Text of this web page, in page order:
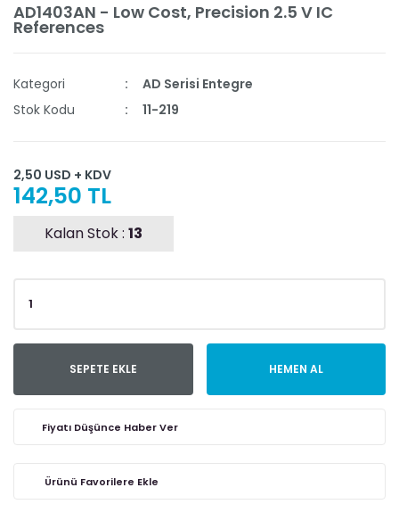
AD1403AN - Low Cost, Precision 2.5 V IC
References
Kategori
AD Serisi Entegre
Stok Kodu
11-219
2,50 USD + KDV
142,50 TL
Kalan Stok : 13
SEPETE EKLE HEMEN AL
Fiyatı Düşünce Haber Ver